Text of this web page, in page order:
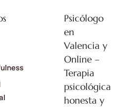
Psicólogo
en
Valencia y
Online –
Terapia
psicológica
honesta y